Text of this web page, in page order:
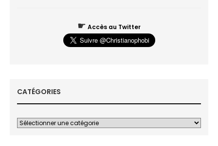
☛ Accès au Twitter
CATÉGORIES